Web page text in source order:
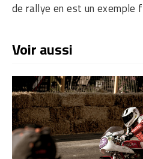
de rallye en est un exemple
Voir aussi